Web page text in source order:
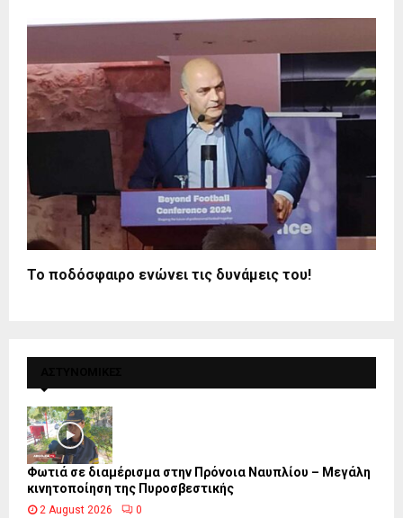
Το ποδόσφαιρο ενώνει τις δυνάμεις του!
Φωτιά σε διαμέρισμα στην Πρόνοια Ναυπλίου – Μεγάλη
κινητοποίηση της Πυροσβεστικής
2 August 2026 0